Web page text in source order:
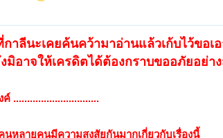
กาลีนะเคยค้นคว้ามาอ่านแล้วเก้บไว้ขอ
มิอาจให้เครดิตได้ต้องกราบขออภัยอย่า
...............................
นหลายคนมีความสงสัยกันมากเกี่ยวกับเรื่องนี้